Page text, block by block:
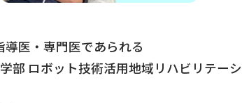
医・専門医であられる
部 ロボット技術活用地域リハビリテー